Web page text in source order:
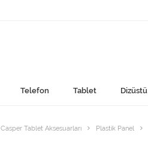
Telefon Tablet Dizüstü
Casper Tablet Aksesuarları Plastik Panel